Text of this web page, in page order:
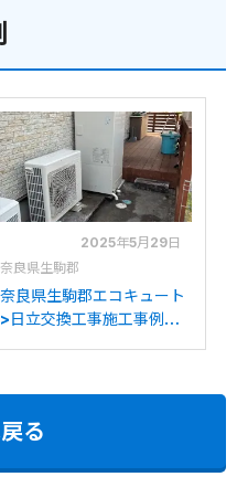
2025年5月29日
奈良県生駒郡
奈良県生駒郡エコキュート
>日立交換工事施工事例：
る